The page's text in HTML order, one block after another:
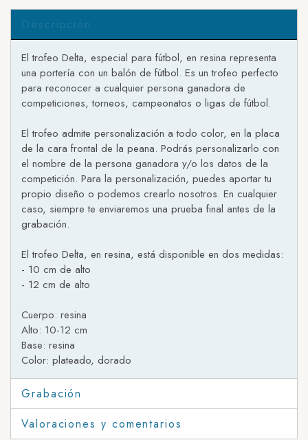
Descripción
El trofeo Delta, especial para fútbol, en resina representa
una portería con un balón de fútbol. Es un trofeo perfecto
para reconocer a cualquier persona ganadora de
competiciones, torneos, campeonatos o ligas de fútbol.
El trofeo admite personalización a todo color, en la placa
de la cara frontal de la peana. Podrás personalizarlo con
el nombre de la persona ganadora y/o los datos de la
competición. Para la personalización, puedes aportar tu
propio diseño o podemos crearlo nosotros. En cualquier
caso, siempre te enviaremos una prueba final antes de la
grabación.
El trofeo Delta, en resina, está disponible en dos medidas:
- 10 cm de alto
- 12 cm de alto
Cuerpo: resina
Alto: 10-12 cm
Base: resina
Color: plateado, dorado
Grabación
Valoraciones y comentarios